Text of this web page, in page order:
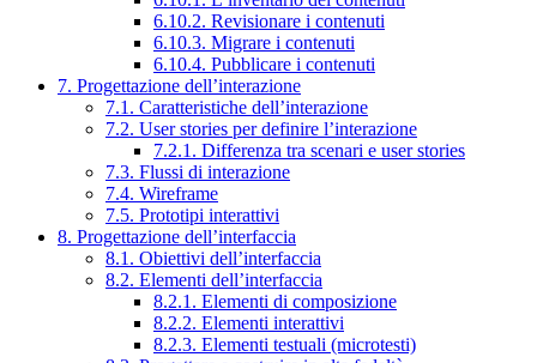
6.10.2. Revisionare i contenuti
6.10.3. Migrare i contenuti
6.10.4. Pubblicare i contenuti
7. Progettazione dell’interazione
7.1. Caratteristiche dell’interazione
7.2. User stories per definire l’interazione
7.2.1. Differenza tra scenari e user stories
7.3. Flussi di interazione
7.4. Wireframe
7.5. Prototipi interattivi
8. Progettazione dell’interfaccia
8.1. Obiettivi dell’interfaccia
8.2. Elementi dell’interfaccia
8.2.1. Elementi di composizione
8.2.2. Elementi interattivi
8.2.3. Elementi testuali (microtesti)